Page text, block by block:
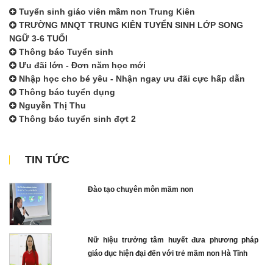
Tuyển sinh giáo viên mầm non Trung Kiên
TRƯỜNG MNQT TRUNG KIÊN TUYỂN SINH LỚP SONG
NGỮ 3-6 TUỔI
Thông báo Tuyển sinh
Ưu đãi lớn - Đơn năm học mới
Nhập học cho bé yêu - Nhận ngay ưu đãi cực hấp dẫn
Thông báo tuyển dụng
Nguyễn Thị Thu
Thông báo tuyển sinh đợt 2
TIN TỨC
Đào tạo chuyên môn mầm non
Nữ hiệu trưởng tâm huyết đưa phương pháp
giáo dục hiện đại đến với trẻ mầm non Hà Tĩnh